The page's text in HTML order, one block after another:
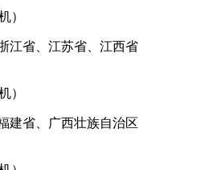
）
江省、江苏省、江西省
）
建省、广西壮族自治区